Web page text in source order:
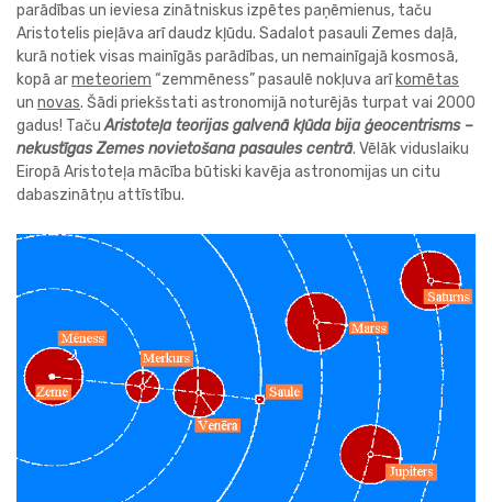
parādības un ieviesa zinātniskus izpētes paņēmienus, taču
Aristotelis pieļāva arī daudz kļūdu. Sadalot pasauli Zemes daļā,
kurā notiek visas mainīgās parādības, un nemainīgajā kosmosā,
kopā armeteoriem “zemmēness” pasaulē nokļuva arī komētas
un novas. Šādi priekšstati astronomijā noturējās turpat vai 2000
gadus! TačuAristoteļa teorijas galvenā kļūda bija ģeocentrisms –
nekustīgas Zemes novietošana pasaules centrā. Vēlāk viduslaiku
Eiropā Aristoteļa mācība būtiski kavēja astronomijas un citu
dabaszinātņu attīstību.